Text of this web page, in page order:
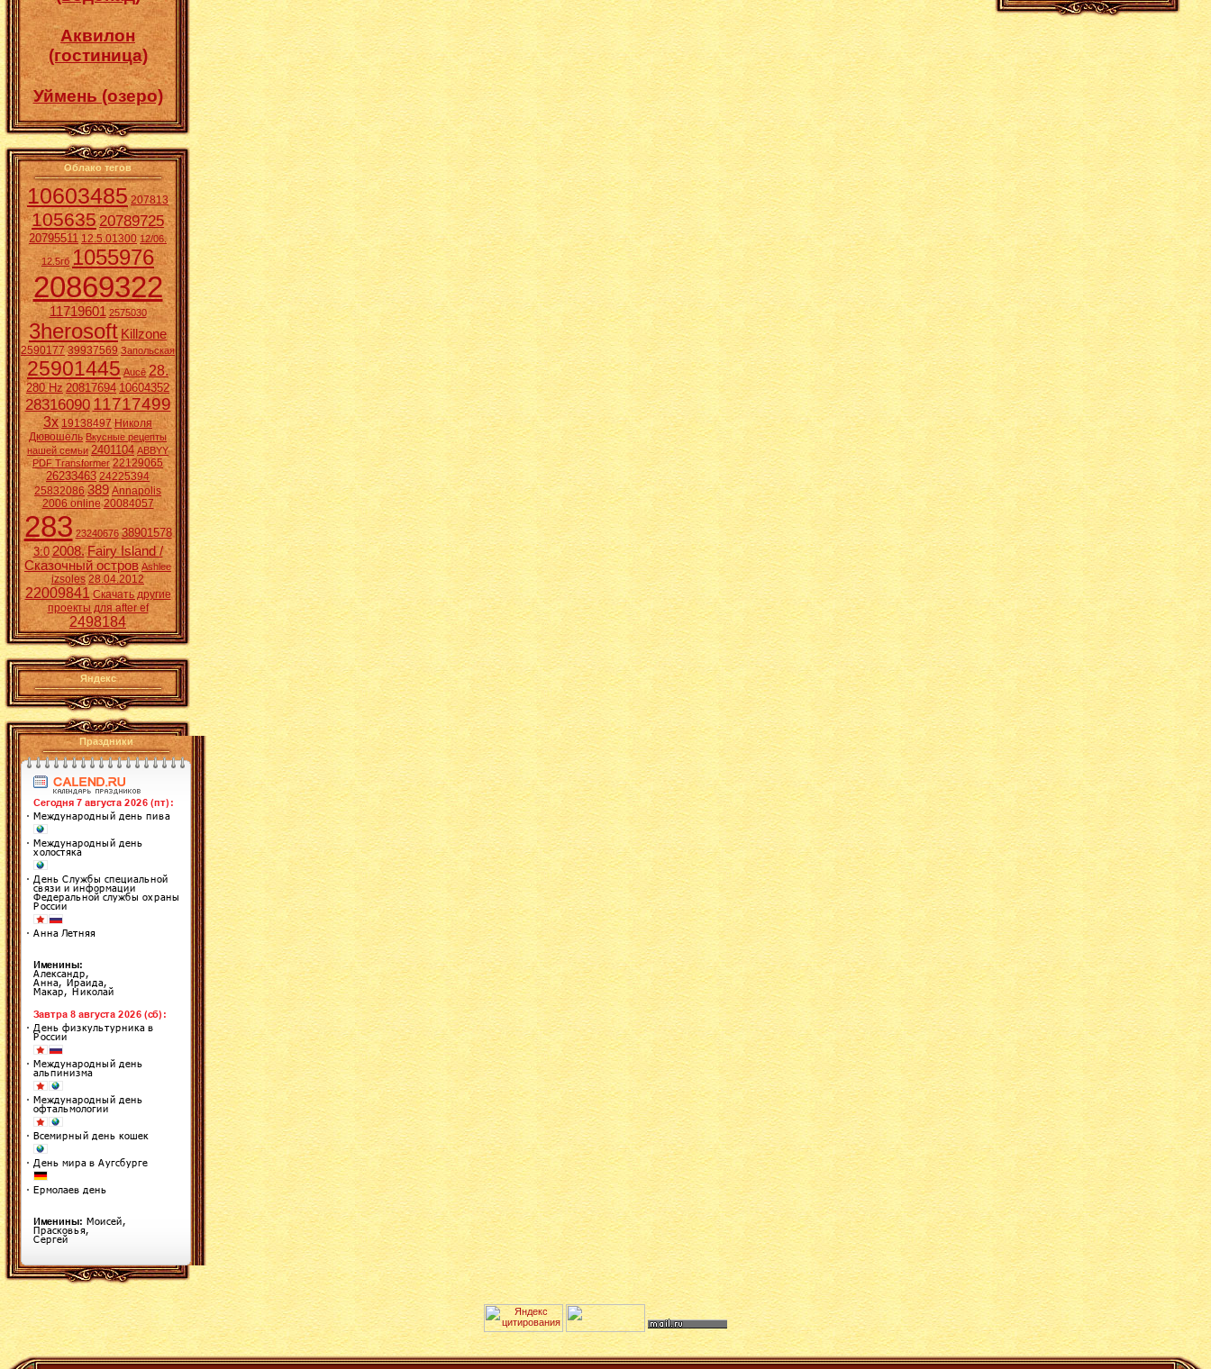
Аквилон
(гостиница)
Уймень (озеро)
Облако тегов
10603485 207813
10563520789725
20795511 12.5.01300 12/06.
12.5гб 1055976
20869322
11719601 2575030
3herosoft Killzone
2590177 39937569 Запольская
25901445 Aucē 28.
280 Hz 20817694 10604352
2831609011717499
3x 19138497 Николя
Дювошель Вкусные рецепты
нашей семьи 2401104 ABBYY
PDF Transformer 22129065
26233463 24225394
25832086 389 Annapolis
2006 online 20084057
283 23240676 38901578
3:0 2008. Fairy Island /
Сказочный остров Ashlee
izsoles 28.04.2012
22009841 Скачать другие
проекты для after ef
2498184
Яндекс
Праздники